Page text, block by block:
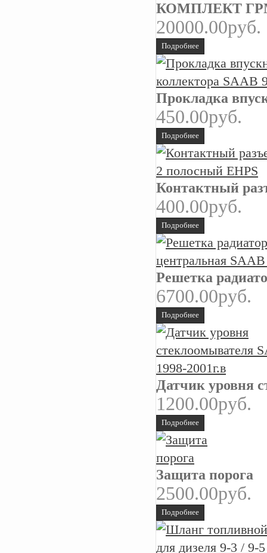
КОМПЛЕКТ
20000.00руб.
Подробнее
Прокладка
450.00руб.
Подробнее
Контактный
400.00руб.
Подробнее
Решетка
6700.00руб.
Подробнее
Датчик уровня
1200.00руб.
Подробнее
Защита порога
2500.00руб.
Подробнее